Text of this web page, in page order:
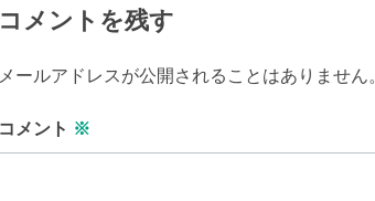
コメントを残す
メールアドレスが公開されることはありません。
コメント ※